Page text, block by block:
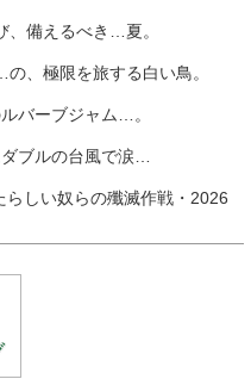
、備えるべき…夏。
、極限を旅する白い鳥。
バーブジャム…。
ブルの台風で涙…
らしい奴らの殲滅作戦・2026